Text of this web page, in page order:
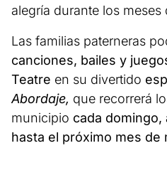
alegría durante los meses
Las familias paterneras
canciones, bailes y
Teatre en su divertido
Abordaje, que recorrerá
municipio cada domingo,
hasta el próximo mes de